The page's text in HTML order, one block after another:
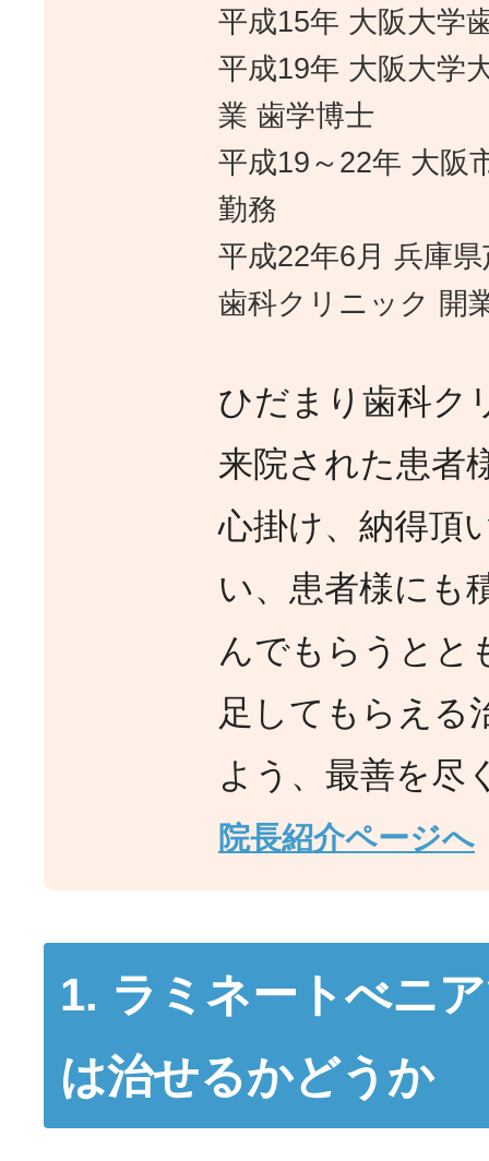
平成15年 大阪大学
平成19年 大阪大学
業 歯学博士
平成19～22年 大阪
勤務
平成22年6月 兵庫
歯科クリニック 開
ひだまり歯科ク
来院された患者
心掛け、納得頂
い、患者様にも
んでもらうとと
足してもらえる
よう、最善を尽
院長紹介ページへ
1. ラミネートべニ
は治せるかどうか